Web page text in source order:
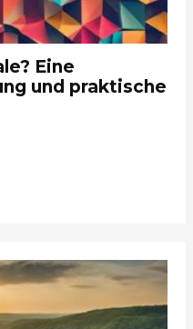
Eine
und praktische